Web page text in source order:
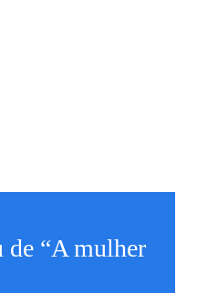
“A mulher